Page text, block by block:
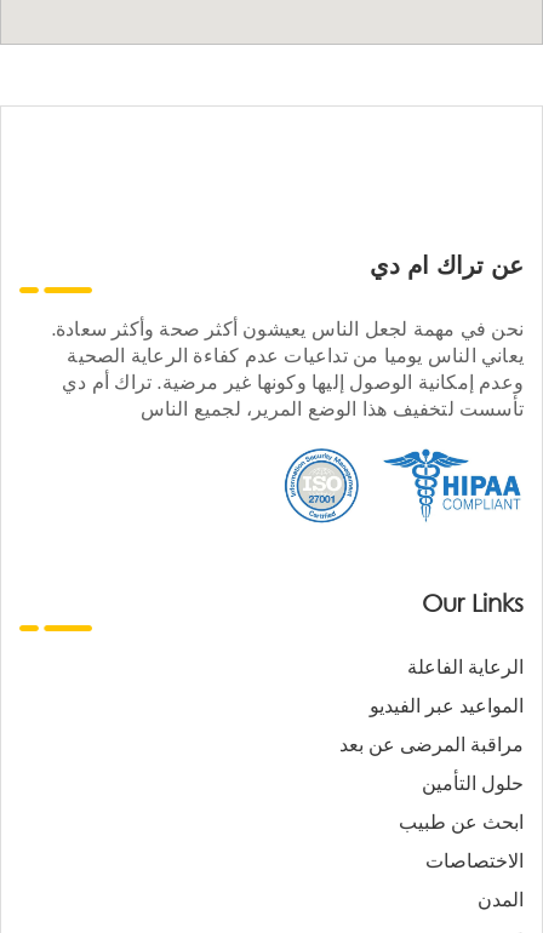
عن تراك ام دي
نحن في مهمة لجعل الناس يعيشون أكثر صحة وأكثر سعادة.
يعاني الناس يوميا من تداعيات عدم كفاءة الرعاية الصحية
وعدم إمكانية الوصول إليها وكونها غير مرضية. تراك أم دي
تأسست لتخفيف هذا الوضع المرير، لجميع الناس
Our Links
الرعاية الفاعلة
المواعيد عبر الفيديو
مراقبة المرضى عن بعد
حلول التأمين
ابحث عن طبيب
الاختصاصات
المدن